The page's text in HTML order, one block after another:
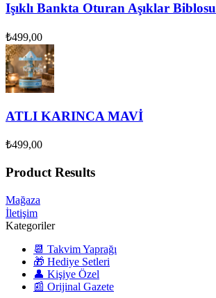
Işıklı Bankta Oturan Aşıklar Biblosu
₺499,00
ATLI KARINCA MAVİ
₺499,00
Product Results
Mağaza
İletişim
Kategoriler
📆 Takvim Yaprağı
🎁 Hediye Setleri
👤 Kişiye Özel
📰 Orijinal Gazete